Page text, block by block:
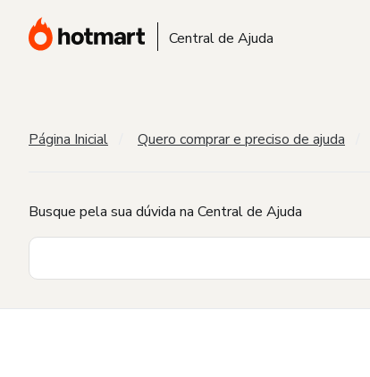
Central de Ajuda
Página Inicial Quero comprar e preciso de ajuda
Busque pela sua dúvida na Central de Ajuda